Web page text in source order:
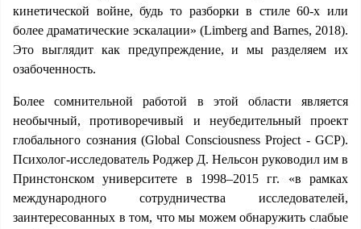
кинетической войне, будь то разборки в стиле 60-х или
более драматические эскалации» (Limberg and Barnes, 2018).
Это выглядит как предупреждение, и мы разделяем их
озабоченность.
Более сомнительной работой в этой области является
необычный, противоречивый и неубедительный проект
глобального сознания (Global Consciousness Project - GCP).
Психолог-исследователь Роджер Д. Нельсон руководил им в
Принстонском университете в 1998–2015 гг. «в рамках
международного сотрудничества исследователей,
заинтересованных в том, что мы можем обнаружить слабые